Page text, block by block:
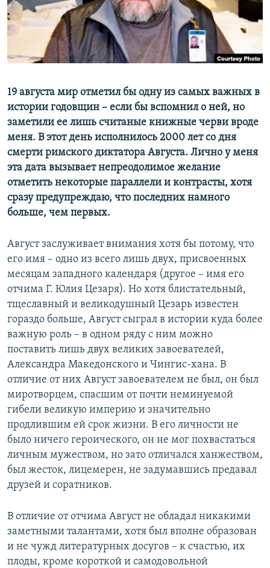
ПОБЕДИТЕЛЕЙ НЕ СУДЯТ?
КРЫМ.НЕПОКОРЕННЫЙ
ELIFBE
ПРИСОЕДИНЯЙТЕСЬ!
Все сайты RFE/RL
19 августа мир отметил бы одну из самых важных в
истории годовщин – если бы вспомнил о ней, но
заметили ее лишь считаные книжные черви вроде
меня. В этот день исполнилось 2000 лет со дня
смерти римского диктатора Августа. Лично у меня
эта дата вызывает непреодолимое желание
отметить некоторые параллели и контрасты, хотя
сразу предупреждаю, что последних намного
больше, чем первых.
Август заслуживает внимания хотя бы потому, что
его имя – одно из всего лишь двух, присвоенных
месяцам западного календаря (другое – имя его
отчима Г. Юлия Цезаря). Но хотя блистательный,
тщеславный и великодушный Цезарь известен
гораздо больше, Август сыграл в истории куда более
важную роль – в одном ряду с ним можно
поставить лишь двух великих завоевателей,
Александра Македонского и Чингис-хана. В
отличие от них Август завоевателем не был, он был
миротворцем, спасшим от почти неминуемой
гибели великую империю и значительно
продлившим ей срок жизни. В его личности не
было ничего героического, он не мог похвастаться
личным мужеством, но зато отличался ханжеством,
был жесток, лицемерен, не задумавшись предавал
друзей и соратников.
В отличие от отчима Август не обладал никакими
заметными талантами, хотя был вполне образован
и не чужд литературных досугов – к счастью, их
плоды, кроме короткой и самодовольной